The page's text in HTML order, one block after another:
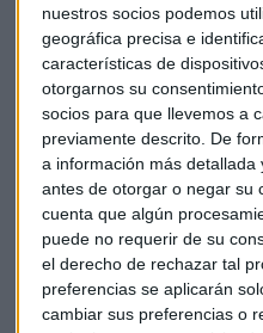
nuestros socios podemos
geográfica precisa e
características de
otorgarnos su
socios para que llevemos a
previamente descrito. De
a información más
antes de otorgar o negar su
cuenta que algún
puede no requerir de su
el derecho de rechazar tal
preferencias se aplicarán
cambiar sus preferencias o
3.- Permite poner a
Cuando probamos un
podemos ponerlo a prueba
aquellas en las que vamos
paso fundamentalantes de
que nos permite probarlo y
respuesta, etc.
Este punto es de especial
ser conducidos o, en